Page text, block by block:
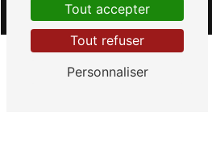
Contactez-nous
Tout accepter
Tout refuser
Personnaliser